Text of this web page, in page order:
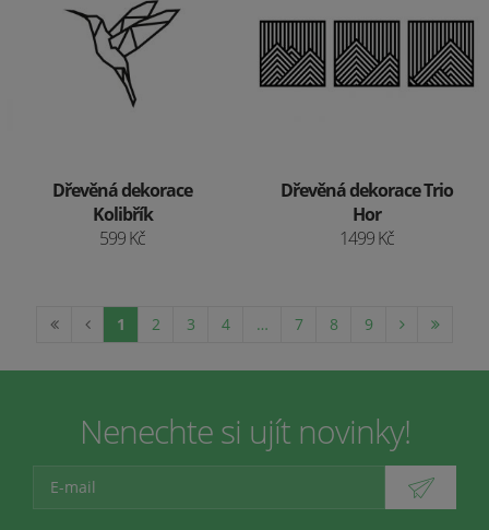
Dřevěná dekorace
Kolibřík
599 Kč
Dřevěná dekorace Trio
Hor
1499 Kč
1 2 3 4 … 7 8 9
Nenechte si ujít novinky!